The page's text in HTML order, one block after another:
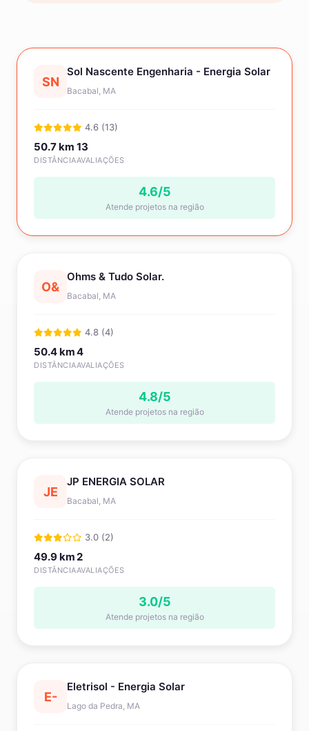
SN
Sol Nascente Engenharia - Energia Solar
Bacabal, MA
4.6 (13)
50.7 km
DISTÂNCIA
13
AVALIAÇÕES
4.6/5
Atende projetos na região
O&
Ohms & Tudo Solar.
Bacabal, MA
4.8 (4)
50.4 km
DISTÂNCIA
4
AVALIAÇÕES
4.8/5
Atende projetos na região
JE
JP ENERGIA SOLAR
Bacabal, MA
3.0 (2)
49.9 km
DISTÂNCIA
2
AVALIAÇÕES
3.0/5
Atende projetos na região
E-
Eletrisol - Energia Solar
Lago da Pedra, MA